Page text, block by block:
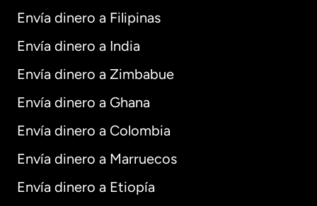
Envía dinero a Filipinas
Envía dinero a India
Envía dinero a Zimbabue
Envía dinero a Ghana
Envía dinero a Colombia
Envía dinero a Marruecos
Envía dinero a Etiopía